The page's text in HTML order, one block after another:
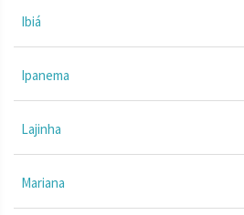
Ibiá
Ipanema
Lajinha
Mariana